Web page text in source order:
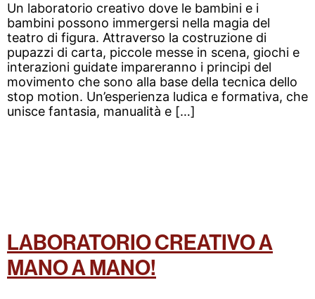
Un laboratorio creativo dove le bambini e i
bambini possono immergersi nella magia del
teatro di figura. Attraverso la costruzione di
pupazzi di carta, piccole messe in scena, giochi e
interazioni guidate impareranno i principi del
movimento che sono alla base della tecnica dello
stop motion. Un’esperienza ludica e formativa, che
unisce fantasia, manualità e […]
LABORATORIO CREATIVO A
MANO A MANO!